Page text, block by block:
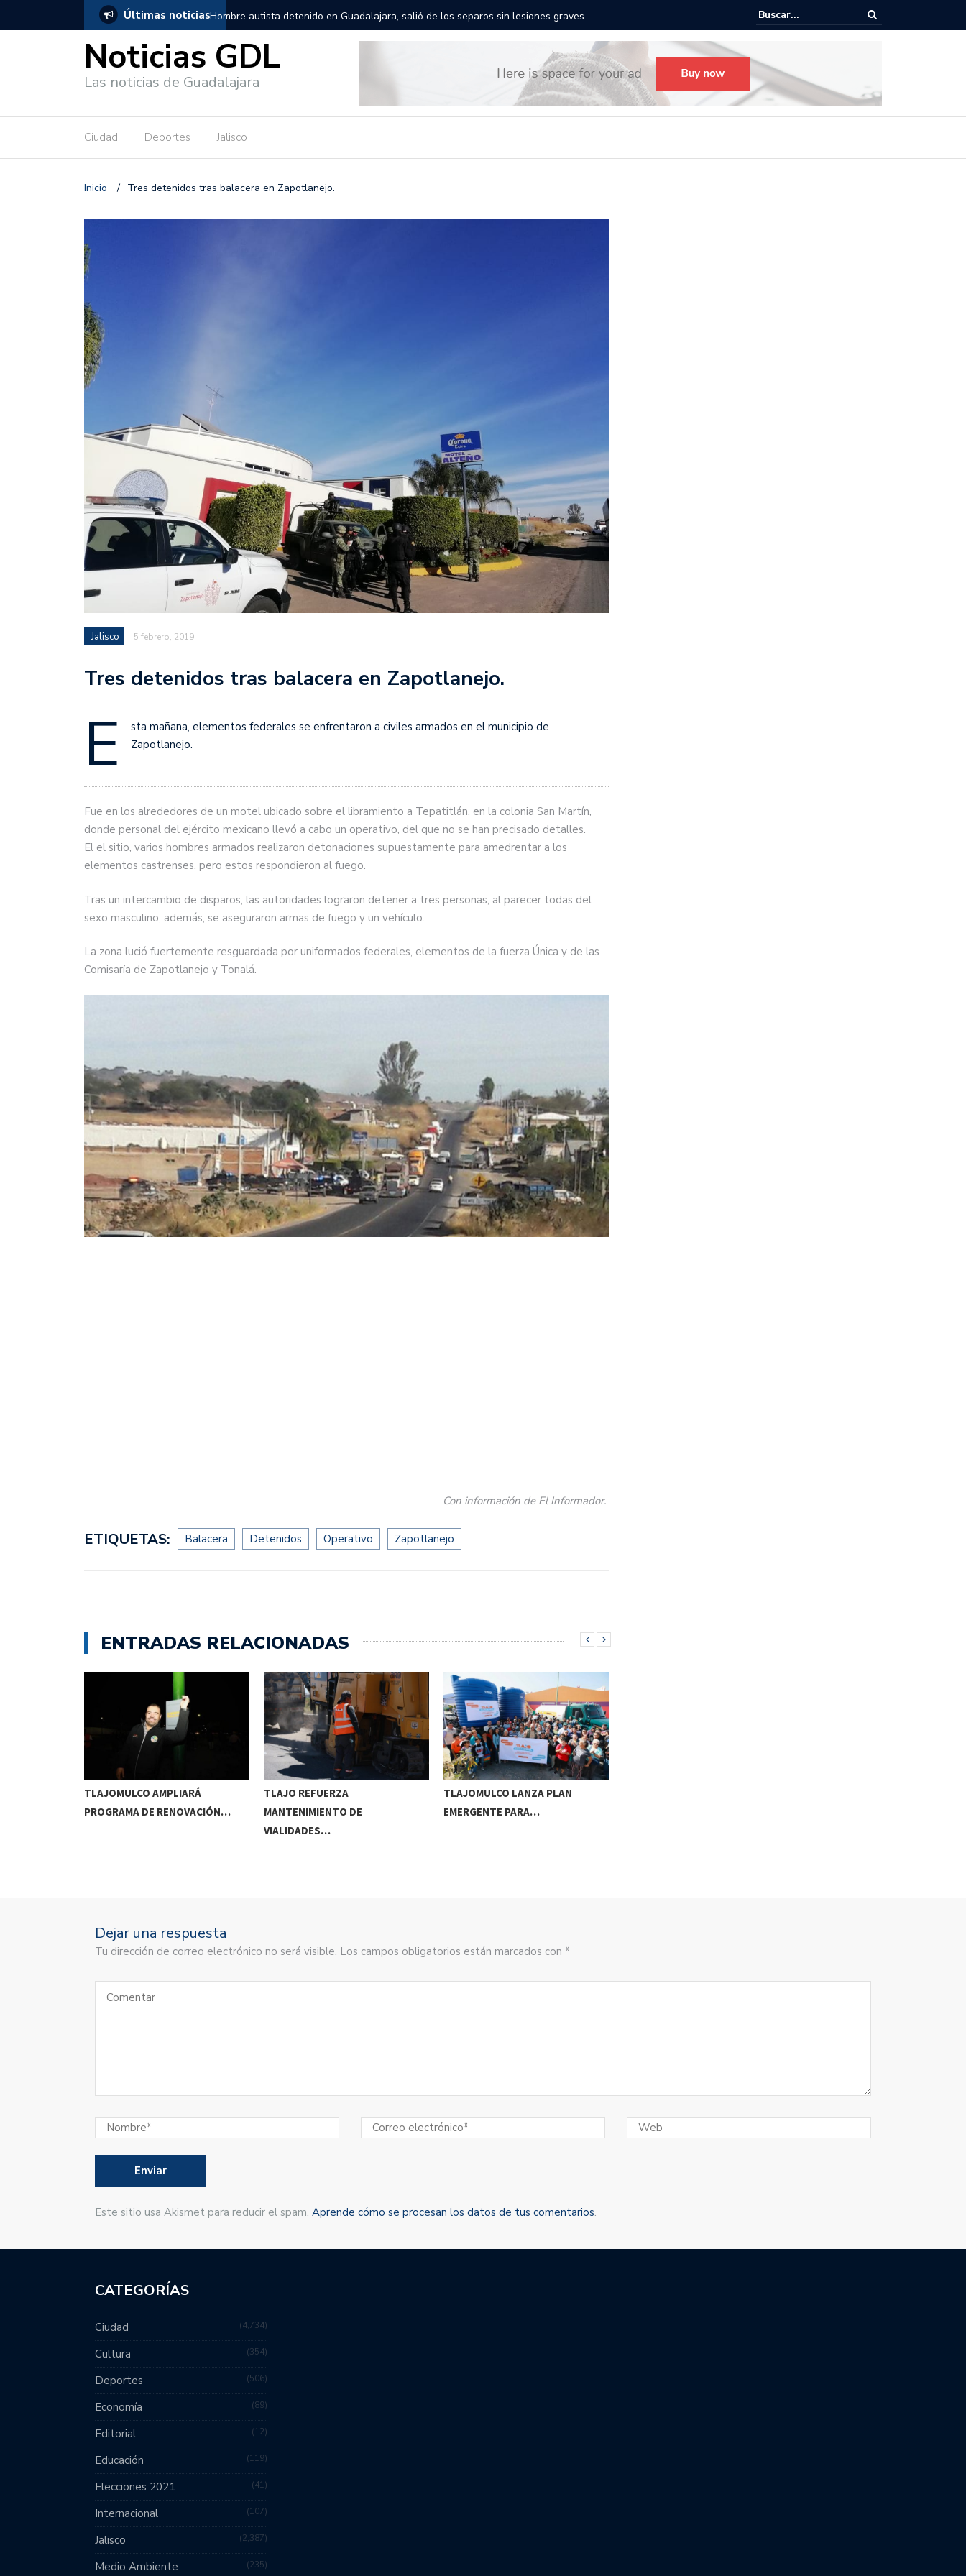
Últimas noticias
salió de los separos sin lesiones graves Títeres gigantes recorrerán las calles de Guadalajara: aparta la fecha Todo listo para el Festival Desfile Día de Muertos 2025 en Guadalajara
Noticias GDL
Las noticias de Guadalajara
Ciudad Deportes Jalisco
Inicio / Tres detenidos tras balacera en Zapotlanejo.
Jalisco 5 febrero, 2019
Tres detenidos tras balacera en Zapotlanejo.
E
sta mañana, elementos federales se enfrentaron a civiles armados en el municipio de
Zapotlanejo.
Fue en los alrededores de un motel ubicado sobre el libramiento a Tepatitlán, en la colonia San Martín,
donde personal del ejército mexicano llevó a cabo un operativo, del que no se han precisado detalles.
El el sitio, varios hombres armados realizaron detonaciones supuestamente para amedrentar a los
elementos castrenses, pero estos respondieron al fuego.
Tras un intercambio de disparos, las autoridades lograron detener a tres personas, al parecer todas del
sexo masculino, además, se aseguraron armas de fuego y un vehículo.
La zona lució fuertemente resguardada por uniformados federales, elementos de la fuerza Única y de las
Comisaría de Zapotlanejo y Tonalá.
Con información de El Informador.
ETIQUETAS: Balacera Detenidos Operativo Zapotlanejo
ENTRADAS RELACIONADAS
TLAJOMULCO AMPLIARÁ
PROGRAMA DE RENOVACIÓN…
TLAJO REFUERZA
MANTENIMIENTO DE
VIALIDADES…
TLAJOMULCO LANZA PLAN
EMERGENTE PARA…
Dejar una respuesta
Tu dirección de correo electrónico no será visible. Los campos obligatorios están marcados con *
Este sitio usa Akismet para reducir el spam. Aprende cómo se procesan los datos de tus comentarios.
CATEGORÍAS
Ciudad 4,734
Cultura 354
Deportes 506
Economía 89
Editorial 12
Educación 119
Elecciones 2021 41
Internacional 107
Jalisco 2,387
Medio Ambiente 235